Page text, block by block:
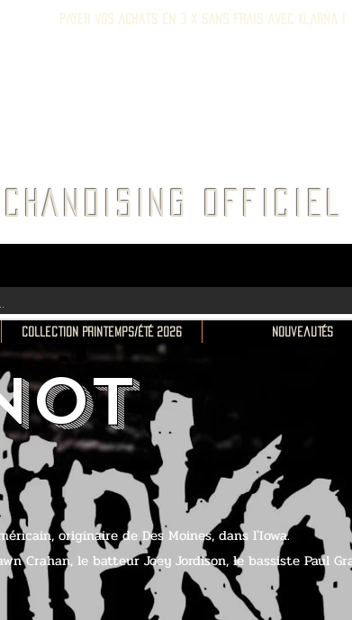
Payer vos achats en 3 x sans frais avec Klarna !
Collection Printemps/Été 2026 Nouveautés
originaire de Des Moines, dans l'Iowa.
Crahan, le batteur Joey Jordison, le bassiste Paul